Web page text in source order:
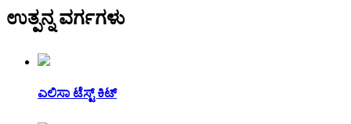
ಉತ್ಪನ್ನ ವರ್ಗಗಳು
ಎಲಿಸಾ ಟೆಸ್ಟ್ ಕಿಟ್